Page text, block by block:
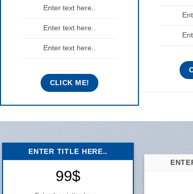
Enter text here..
Enter text here..
Enter text here..
CLICK ME!
ENTER TITLE HERE..
99$